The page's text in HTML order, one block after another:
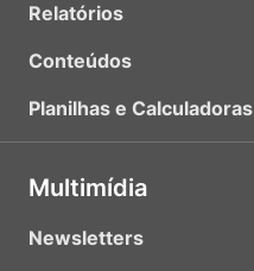
Relatórios
Conteúdos
Planilhas e Calculadoras
Multimídia
Newsletters